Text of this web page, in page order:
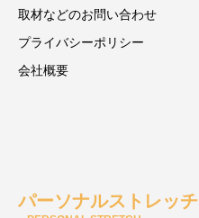
取材などのお問い合わせ
プライバシーポリシー
会社概要
パーソナルストレッチ